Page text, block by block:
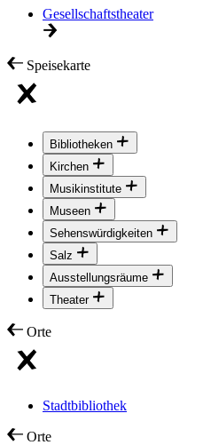
Gesellschaftstheater
Speisekarte
Bibliotheken
Kirchen
Musikinstitute
Museen
Sehenswürdigkeiten
Salz
Ausstellungsräume
Theater
Orte
Stadtbibliothek
Orte